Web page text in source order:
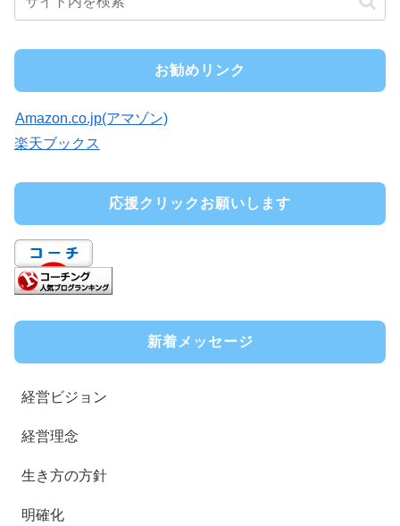
お勧めリンク
Amazon.co.jp(アマゾン)
楽天ブックス
応援クリックお願いします
新着メッセージ
経営ビジョン
経営理念
生き方の方針
明確化